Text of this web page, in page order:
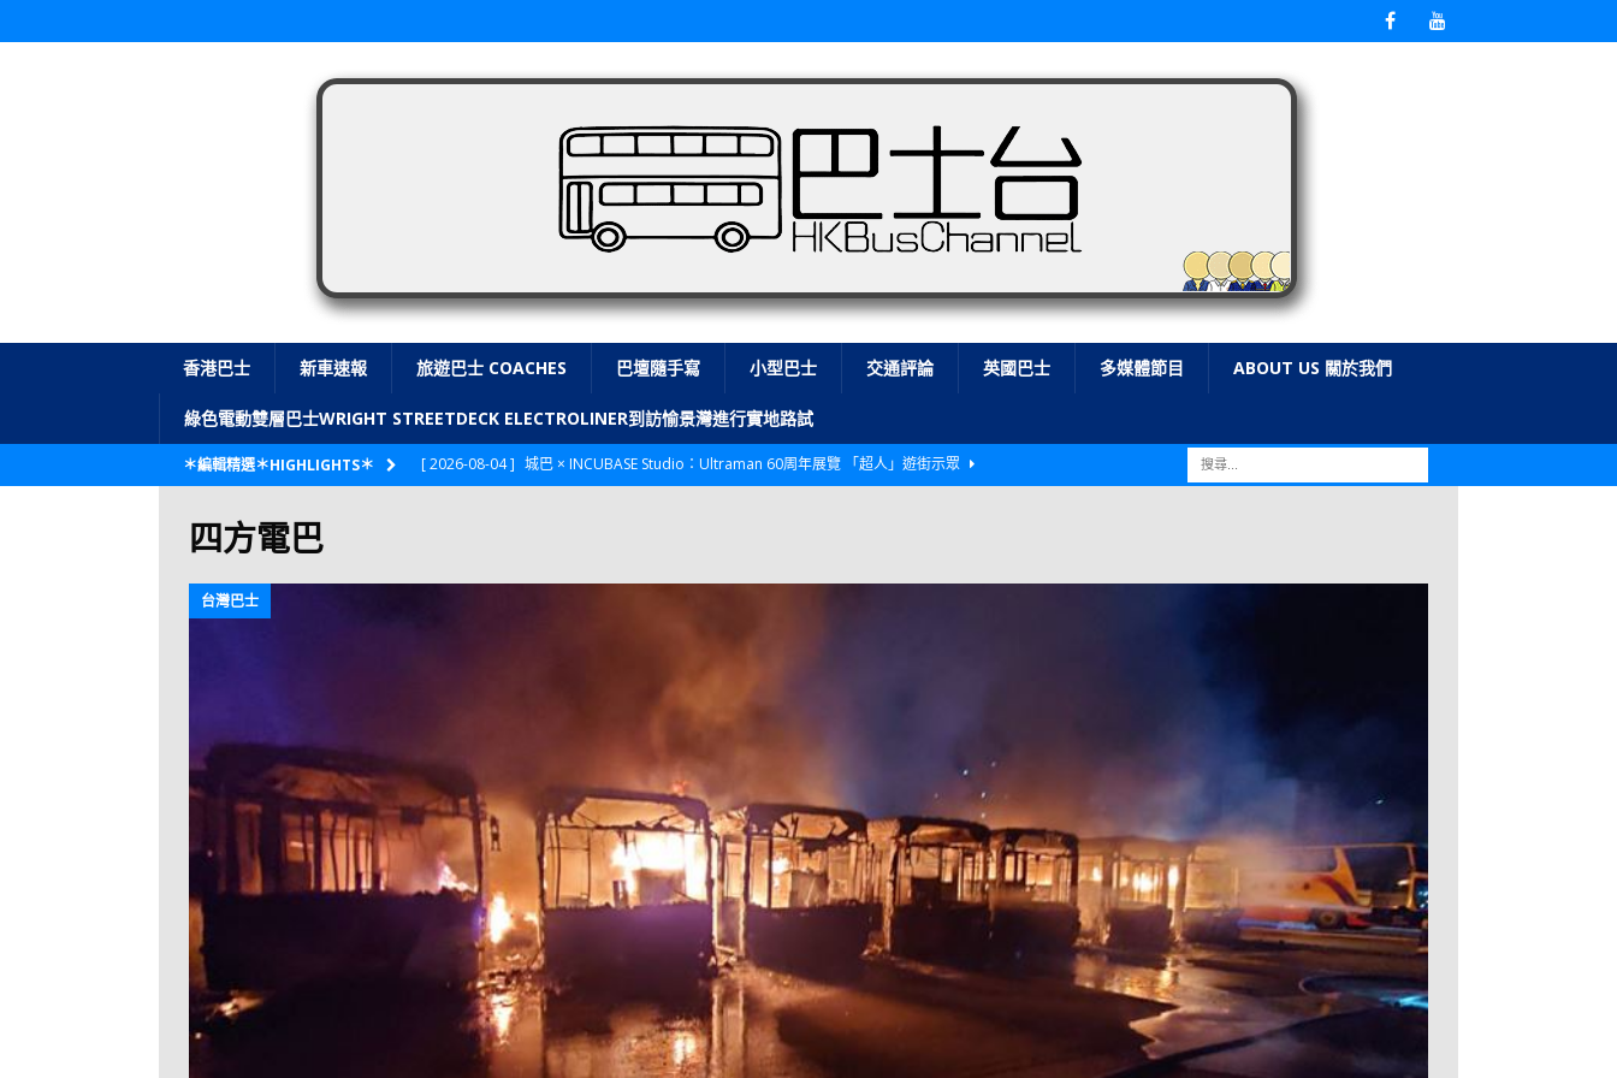
香港巴士 新車速報 旅遊巴士 COACHES 巴壇隨手寫 小型巴士 交通評論 英國巴士 多媒體節目 ABOUT US 關於我們
綠色電動雙層巴士WRIGHT STREETDECK ELECTROLINER到訪愉景灣進行實地路試
＊編輯精選＊HIGHLIGHTS＊ [ 2026-08-04 ] 城巴 × INCUBASE Studio：Ultraman 60周年展覽 「超人」遊街示眾
LONGWIN 九巴及龍運
【電車】究竟幾幅插畫係為乜過唔到審批？
【輕鐵】痴卡哇列車2026年暑假陪大家搭「輕鐵發現號」旅遊專綫
MTR 港鐵
[ 2026-07-07 ]
VOLVO 全新電動巴士 BERL 樣板車抵港
電動巴士
[ 2026-07-05 ]
美國國慶250，貼部電車慶祝，準備禮物叫人任影
電車
[ 2026-06-24 ] 校巴終於第一滴血了
巴壇隨手寫
[ 2026-06-23 ] 【纜車】昂坪360正式開展20周年慶典 玩轉「日與夜」好時光
[ 2026-06-22 ]
Adidas FIFA 世界盃 The Yard 巴士巡遊 CITYBUS 城巴
四方電巴
台灣巴士